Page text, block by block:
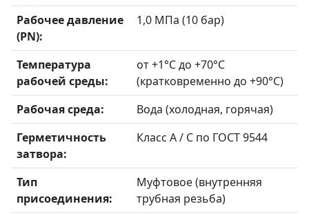
Рабочее давление
(PN):
1,0 МПа (10 бар)
Температура
рабочей среды:
от +1°C до +70°C
(кратковременно до +90°C)
Рабочая среда:
Вода (холодная, горячая)
Герметичность
затвора:
Класс А / С по ГОСТ 9544
Тип
присоединения:
Муфтовое (внутренняя
трубная резьба)